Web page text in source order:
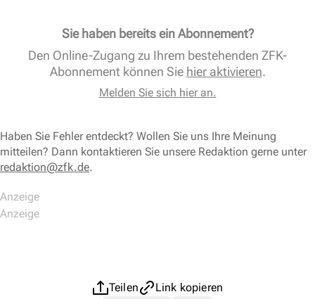
Sie haben bereits ein Abonnement?
Den Online-Zugang zu Ihrem bestehenden ZFK-
Abonnement können Sie hier aktivieren.
Melden Sie sich hier an.
Haben Sie Fehler entdeckt? Wollen Sie uns Ihre Meinung
mitteilen? Dann kontaktieren Sie unsere Redaktion gerne unter
redaktion@zfk.de.
Teilen
Link kopieren